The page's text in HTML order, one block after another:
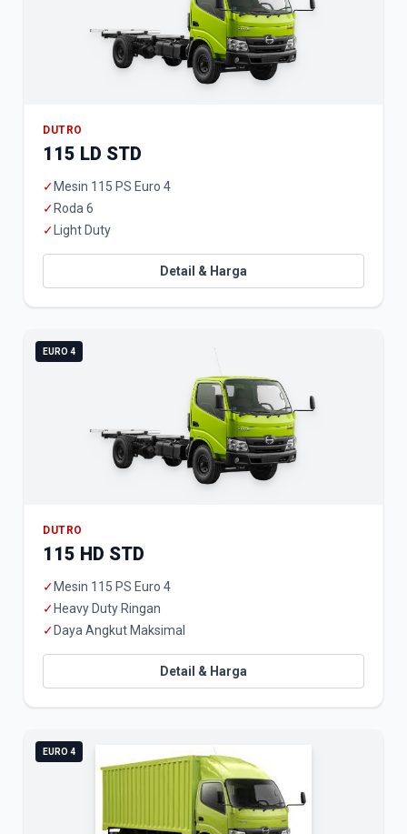
DUTRO
115 LD STD
✓ Mesin 115 PS Euro 4
✓ Roda 6
✓ Light Duty
Detail & Harga
EURO 4
DUTRO
115 HD STD
✓ Mesin 115 PS Euro 4
✓ Heavy Duty Ringan
✓ Daya Angkut Maksimal
Detail & Harga
EURO 4